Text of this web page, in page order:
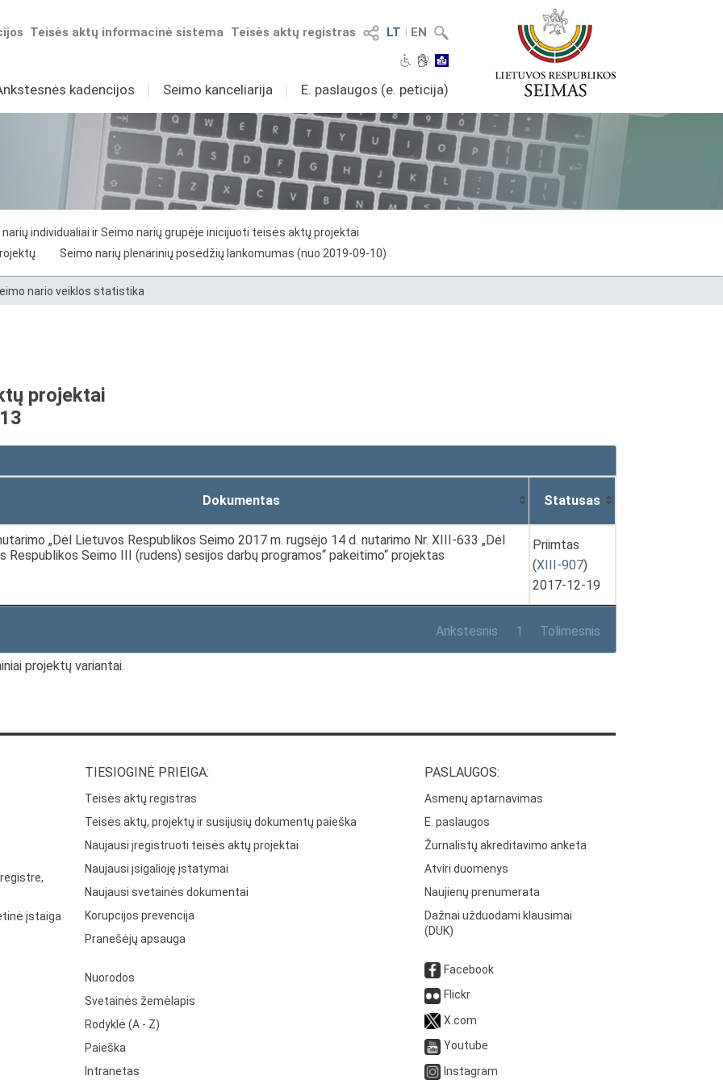
LT I EN
Teisės aktų registras
Teisės aktų informacinė sistema
kadencijos I Seimo kanceliarija I E. paslaugos (e. peticija)
narių individualiai ir Seimo narių grupėje inicijuoti teisės aktų projektai
Seimo narių plenarinių posėdžių lankomumas (nuo 2019-09-10)
nario veiklos statistika
projektai
Dokumentas Statusas
„Dėl Lietuvos Respublikos Seimo 2017 m. rugsėjo 14 d. nutarimo Nr. XIII-633 „Dėl
Respublikos Seimo III (rudens) sesijos darbų programos“ pakeitimo“ projektas
Priimtas
(XIII-907)
2017-12-19
Ankstesnis 1 Tolimesnis
projektų variantai.
įstaiga
TIESIOGINĖ PRIEIGA:
Teisės aktų registras
Teisės aktų, projektų ir susijusių dokumentų paieška
Naujausi įregistruoti teisės aktų projektai
Naujausi įsigalioję įstatymai
Naujausi svetainės dokumentai
Korupcijos prevencija
Pranešėjų apsauga
Nuorodos
Svetainės žemėlapis
Rodyklė (A - Z)
Paieška
Intranetas
PASLAUGOS:
Asmenų aptarnavimas
E. paslaugos
Žurnalistų akreditavimo anketa
Atviri duomenys
Naujienų prenumerata
Dažnai užduodami klausimai
(DUK)
Facebook
Flickr
X.com
Youtube
Instagram